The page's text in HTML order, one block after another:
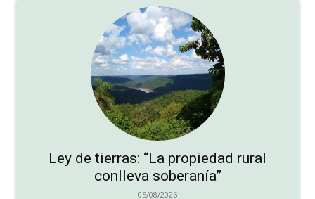
Ley de tierras: “La propiedad rural
conlleva soberanía”
05/08/2026